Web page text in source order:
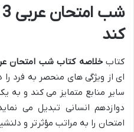
کند
کتابخلاصه کتاب شب امتحان عربی 3 – دوازدهم
ای از ویژگی های منحصر به فرد
سایر منابع متمایز می کند و به
دوازدهم انسانی تبدیل می
امتحان را به مراتب مؤثرتر و